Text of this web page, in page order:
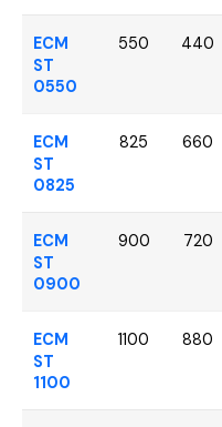
ECM
ST
0550
550 440
ECM
ST
0825
825 660
ECM
ST
0900
900 720
ECM
ST
1100
1100 880